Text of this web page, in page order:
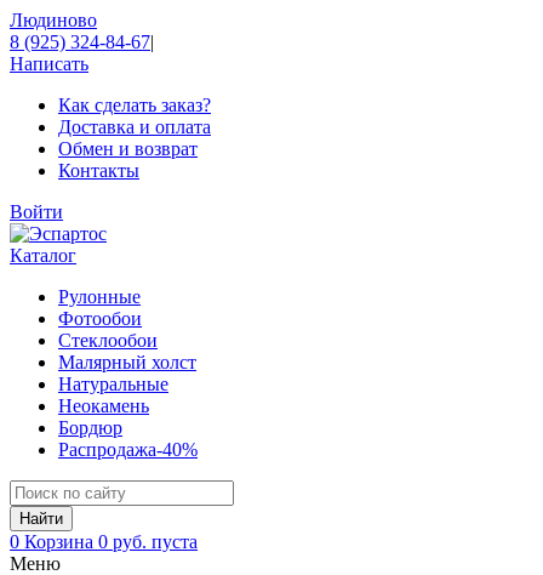
Людиново
8 (925) 324-84-67|
Написать
Как сделать заказ?
Доставка и оплата
Обмен и возврат
Контакты
Войти
Каталог
Рулонные
Фотообои
Стеклообои
Малярный холст
Натуральные
Неокамень
Бордюр
Распродажа-40%
0 Корзина 0 руб. пуста
Меню